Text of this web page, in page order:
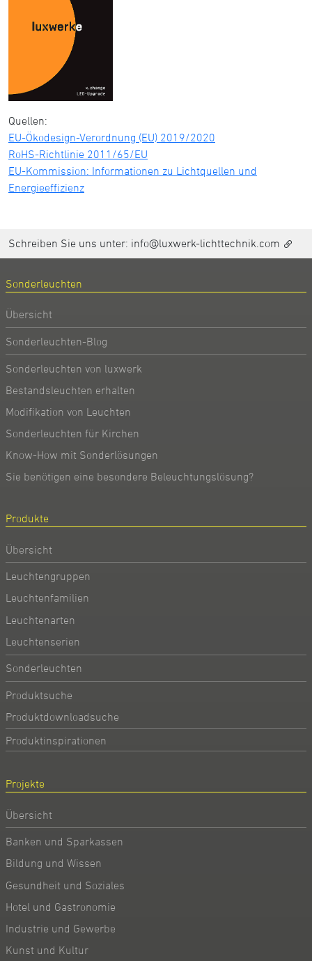
Quellen:
EU-Ökodesign-Verordnung (EU) 2019/2020
RoHS-Richtlinie 2011/65/EU
EU-Kommission: Informationen zu Lichtquellen und
Energieeffizienz
Schreiben Sie uns unter: info@luxwerk-lichttechnik.com
Sonderleuchten
Übersicht
Sonderleuchten-Blog
Sonderleuchten von luxwerk
Bestandsleuchten erhalten
Modifikation von Leuchten
Sonderleuchten für Kirchen
Know-How mit Sonderlösungen
Sie benötigen eine besondere Beleuchtungslösung?
Produkte
Übersicht
Leuchtengruppen
Leuchtenfamilien
Leuchtenarten
Leuchtenserien
Sonderleuchten
Produktsuche
Produktdownloadsuche
Produktinspirationen
Projekte
Übersicht
Banken und Sparkassen
Bildung und Wissen
Gesundheit und Soziales
Hotel und Gastronomie
Industrie und Gewerbe
Kunst und Kultur